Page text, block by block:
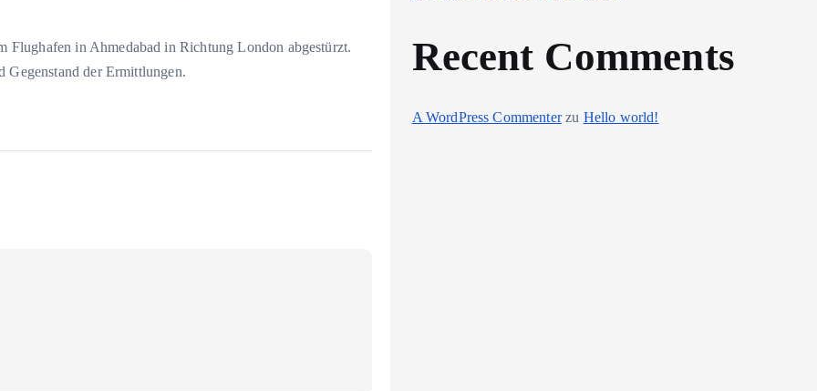
Flughafen in Ahmedabad in Richtung London abgestürzt.
Gegenstand der Ermittlungen.
Recent Comments
A WordPress Commenterzu Hello world!